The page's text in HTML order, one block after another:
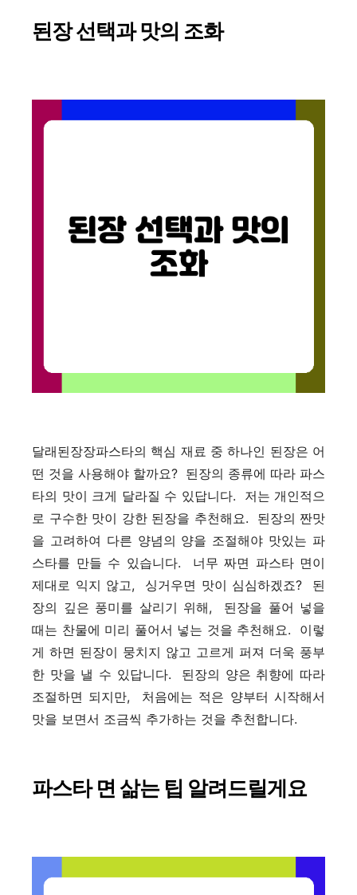
된장 선택과 맛의 조화
달래된장장파스타의 핵심 재료 중 하나인 된장은 어
떤 것을 사용해야 할까요? 된장의 종류에 따라 파스
타의 맛이 크게 달라질 수 있답니다. 저는 개인적으
로 구수한 맛이 강한 된장을 추천해요. 된장의 짠맛
을 고려하여 다른 양념의 양을 조절해야 맛있는 파
스타를 만들 수 있습니다. 너무 짜면 파스타 면이
제대로 익지 않고, 싱거우면 맛이 심심하겠죠? 된
장의 깊은 풍미를 살리기 위해, 된장을 풀어 넣을
때는 찬물에 미리 풀어서 넣는 것을 추천해요. 이렇
게 하면 된장이 뭉치지 않고 고르게 퍼져 더욱 풍부
한 맛을 낼 수 있답니다. 된장의 양은 취향에 따라
조절하면 되지만, 처음에는 적은 양부터 시작해서
맛을 보면서 조금씩 추가하는 것을 추천합니다.
파스타 면 삶는 팁 알려드릴게요